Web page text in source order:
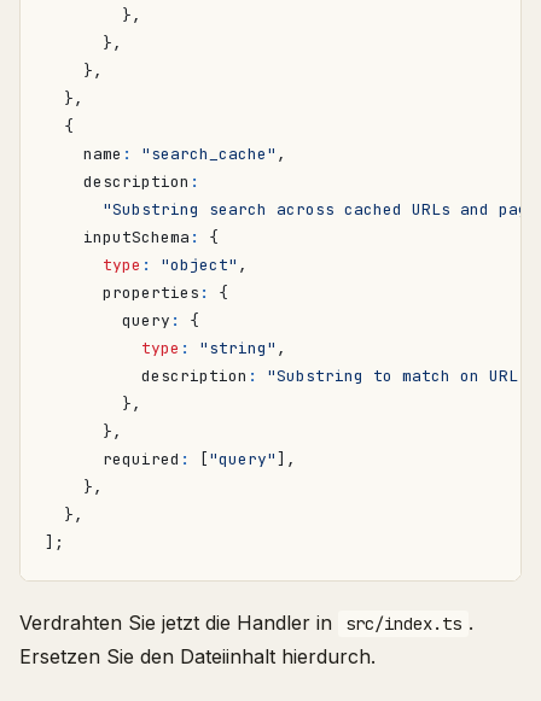
},
},
},
},
{
name : "search_cache" ,
description :
"Substring search across cached URLs and
inputSchema :
{
type : "object" ,
properties :
{
query :
{
type : "string" ,
description :
"Substring to match on URL
},
},
required : ["query"],
},
},
];
Verdrahten Sie jetzt die Handler in src/index.ts .
Ersetzen Sie den Dateiinhalt hierdurch.